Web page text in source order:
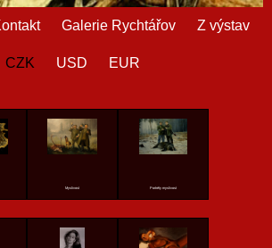
Galerie Rychtářov Z výstav
CZK USD EUR
Myslivost Portréty myslivost